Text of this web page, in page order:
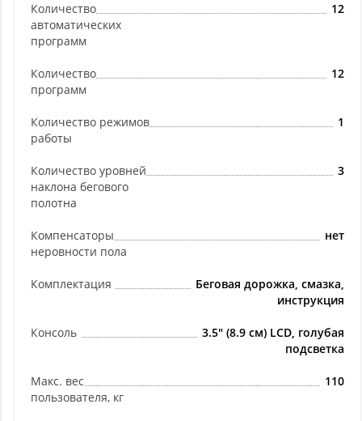
Количество
автоматических
программ
12
Количество
программ
12
Количество режимов
работы
1
Количество уровней
наклона бегового
полотна
3
Компенсаторы
неровности пола
нет
Комплектация
Беговая дорожка, смазка,
инструкция
Консоль
3.5" (8.9 см) LCD, голубая
подсветка
Макс. вес
пользователя, кг
110